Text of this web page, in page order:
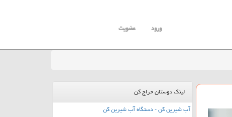
ورود عضویت
لینک دوستان حراج کن
آب شیرین کن - دستگاه آب شیرین کن